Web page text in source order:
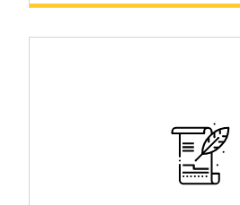
Príroda